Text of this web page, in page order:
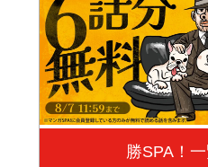
勝SPA！